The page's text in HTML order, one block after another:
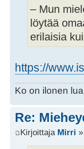
– Mun
löytää
erilaisia
https://
Ko on ilonen
Re:
Kirjoittaja Mirri